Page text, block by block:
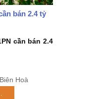
bán 2.4 tỷ
cần bán 2.4
Hoà